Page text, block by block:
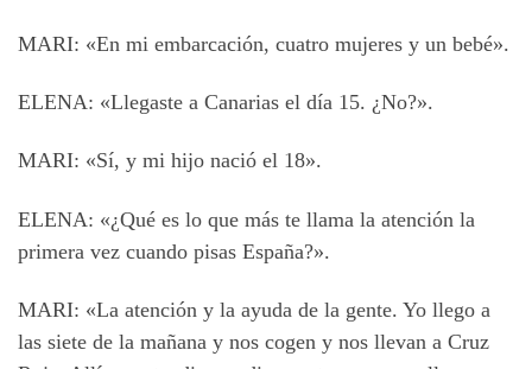
MARI: «En mi embarcación, cuatro mujeres y un bebé».
ELENA: «Llegaste a Canarias el día 15. ¿No?».
MARI: «Sí, y mi hijo nació el 18».
ELENA: «¿Qué es lo que más te llama la atención la
primera vez cuando pisas España?».
MARI: «La atención y la ayuda de la gente. Yo llego a
las siete de la mañana y nos cogen y nos llevan a Cruz